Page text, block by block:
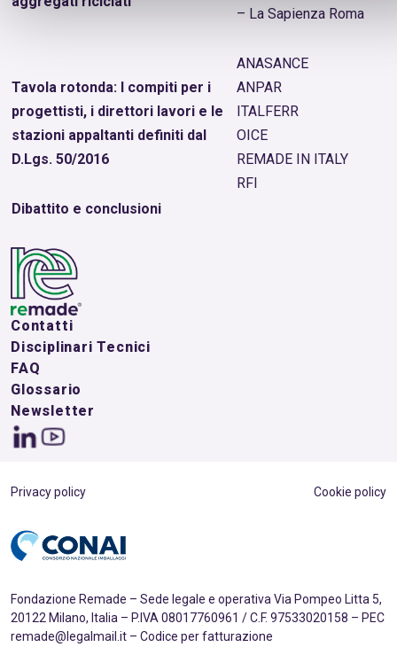
– La Sapienza Roma
Tavola rotonda: I compiti per i
progettisti, i direttori lavori e le
stazioni appaltanti definiti dal
D.Lgs. 50/2016
ANASANCE
ANPAR
ITALFERR
OICE
REMADE IN ITALY
RFI
Dibattito e conclusioni
Contatti
Disciplinari Tecnici
FAQ
Glossario
Newsletter
Privacy policy Cookie policy
Fondazione Remade – Sede legale e operativa Via Pompeo Litta 5,
20122 Milano, Italia – P.IVA 08017760961 / C.F. 97533020158 – PEC
remade@legalmail.it – Codice per fatturazione